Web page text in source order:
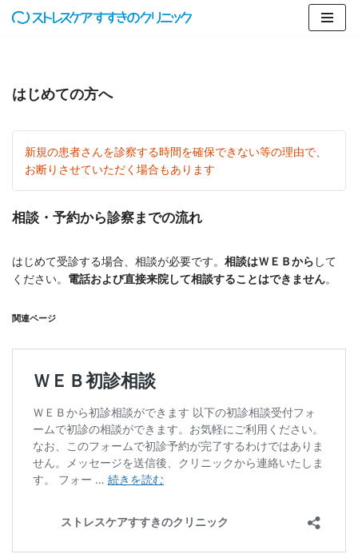
ン
へ
はじめての方へ
新規の患者さんを診察する時間を確保できない等の理由で、
お断りさせていただく場合もあります
相談・予約から診察までの流れ
はじめて受診する場合、相談が必要です。 相談はＷＥＢから して
ください。 電話および直接来院して相談することはできません。
関連ページ